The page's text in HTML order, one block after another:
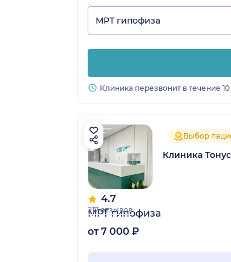
МРТ гипофиза
Клиника перезвонит в течение
4.7
217 отзывов
Выбор
Клиника
МРТ гипофиза
от 7 000 ₽